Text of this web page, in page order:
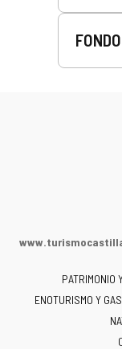
PATRIMONIO
ENOTURISMO Y